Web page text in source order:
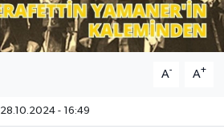
A- A+
28.10.2024 - 16:49